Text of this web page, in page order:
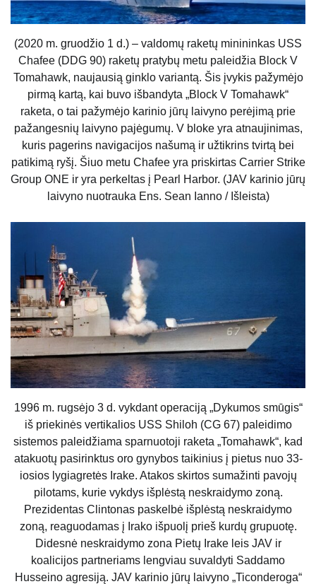
(2020 m. gruodžio 1 d.) – valdomų raketų minininkas USS
Chafee (DDG 90) raketų pratybų metu paleidžia Block V
Tomahawk, naujausią ginklo variantą. Šis įvykis pažymėjo
pirmą kartą, kai buvo išbandyta „Block V Tomahawk“
raketa, o tai pažymėjo karinio jūrų laivyno perėjimą prie
pažangesnių laivyno pajėgumų. V bloke yra atnaujinimas,
kuris pagerins navigacijos našumą ir užtikrins tvirtą bei
patikimą ryšį. Šiuo metu Chafee yra priskirtas Carrier Strike
Group ONE ir yra perkeltas į Pearl Harbor. (JAV karinio jūrų
laivyno nuotrauka Ens. Sean Ianno / Išleista)
1996 m. rugsėjo 3 d. vykdant operaciją „Dykumos smūgis“
iš priekinės vertikalios USS Shiloh (CG 67) paleidimo
sistemos paleidžiama sparnuotoji raketa „Tomahawk“, kad
atakuotų pasirinktus oro gynybos taikinius į pietus nuo 33-
iosios lygiagretės Irake. Atakos skirtos sumažinti pavojų
pilotams, kurie vykdys išplėstą neskraidymo zoną.
Prezidentas Clintonas paskelbė išplėstą neskraidymo
zoną, reaguodamas į Irako išpuolį prieš kurdų grupuotę.
Didesnė neskraidymo zona Pietų Irake leis JAV ir
koalicijos partneriams lengviau suvaldyti Saddamo
Husseino agresiją. JAV karinio jūrų laivyno „Ticonderoga“